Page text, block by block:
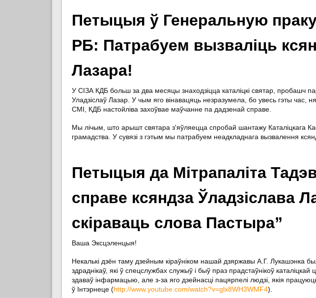
Петыцыя ў Генеральную
РБ: Патрабуем вызваліць
Лазара!
У СІЗА КДБ больш за два месяцы знаходзіцца каталіцкі святар, пробашч
Уладзіслаў Лазар. У чым яго вінавацяць незразумела, бо увесь гэты час,
СМІ, КДБ настойліва захоўвае маўчанне па дадзенай справе.
Мы лічым, што арышт святара з'яўляецца спробай шантажу Каталіцкага
грамадства. У сувязі з гэтым мы патрабуем неадкладнага вызвалення
Петыцыя да Мітрапаліта
справе ксяндза Ўладзіслава
скіраваць слова Пастыра”
Ваша Эксцэленцыя!
Некалькі дзён таму дзейным кіраўніком нашай дзяржавы А.Г. Лукашэнка
здраднікаў, які ў спецслужбах служыў і быў праз прадстаўнікоў
здаваў інфармацыю, але з-за яго дзейнасці пацярпелі людзі, якія
ў Інтэрнеце (http://www.youtube.com/watch?v=glx8WH3WMF4).